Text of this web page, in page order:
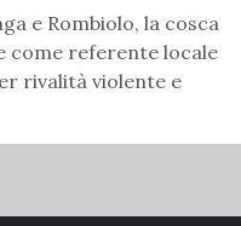
e Rombiolo, la cosca
come referente locale
rivalità violente e